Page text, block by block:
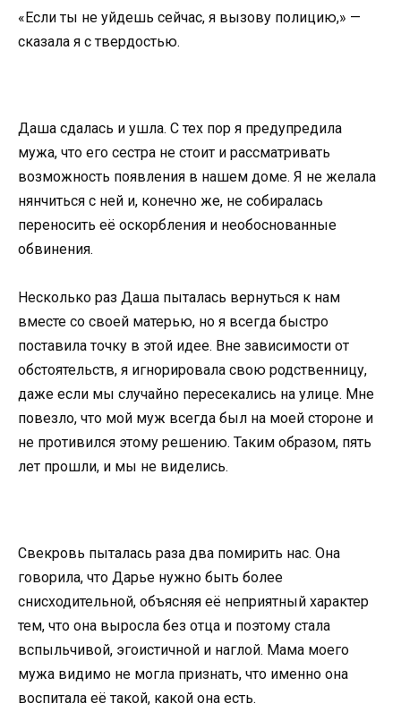
«Если ты не уйдешь сейчас, я вызову полицию,» —
сказала я с твердостью.
Даша сдалась и ушла. С тех пор я предупредила
мужа, что его сестра не стоит и рассматривать
возможность появления в нашем доме. Я не желала
нянчиться с ней и, конечно же, не собиралась
переносить её оскорбления и необоснованные
обвинения.
Несколько раз Даша пыталась вернуться к нам
вместе со своей матерью, но я всегда быстро
поставила точку в этой идее. Вне зависимости от
обстоятельств, я игнорировала свою родственницу,
даже если мы случайно пересекались на улице. Мне
повезло, что мой муж всегда был на моей стороне и
не противился этому решению. Таким образом, пять
лет прошли, и мы не виделись.
Свекровь пыталась раза два помирить нас. Она
говорила, что Дарье нужно быть более
снисходительной, объясняя её неприятный характер
тем, что она выросла без отца и поэтому стала
вспыльчивой, эгоистичной и наглой. Мама моего
мужа видимо не могла признать, что именно она
воспитала её такой, какой она есть.